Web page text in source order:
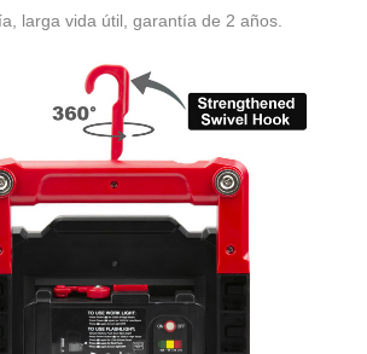
larga vida útil, garantía de 2 años.